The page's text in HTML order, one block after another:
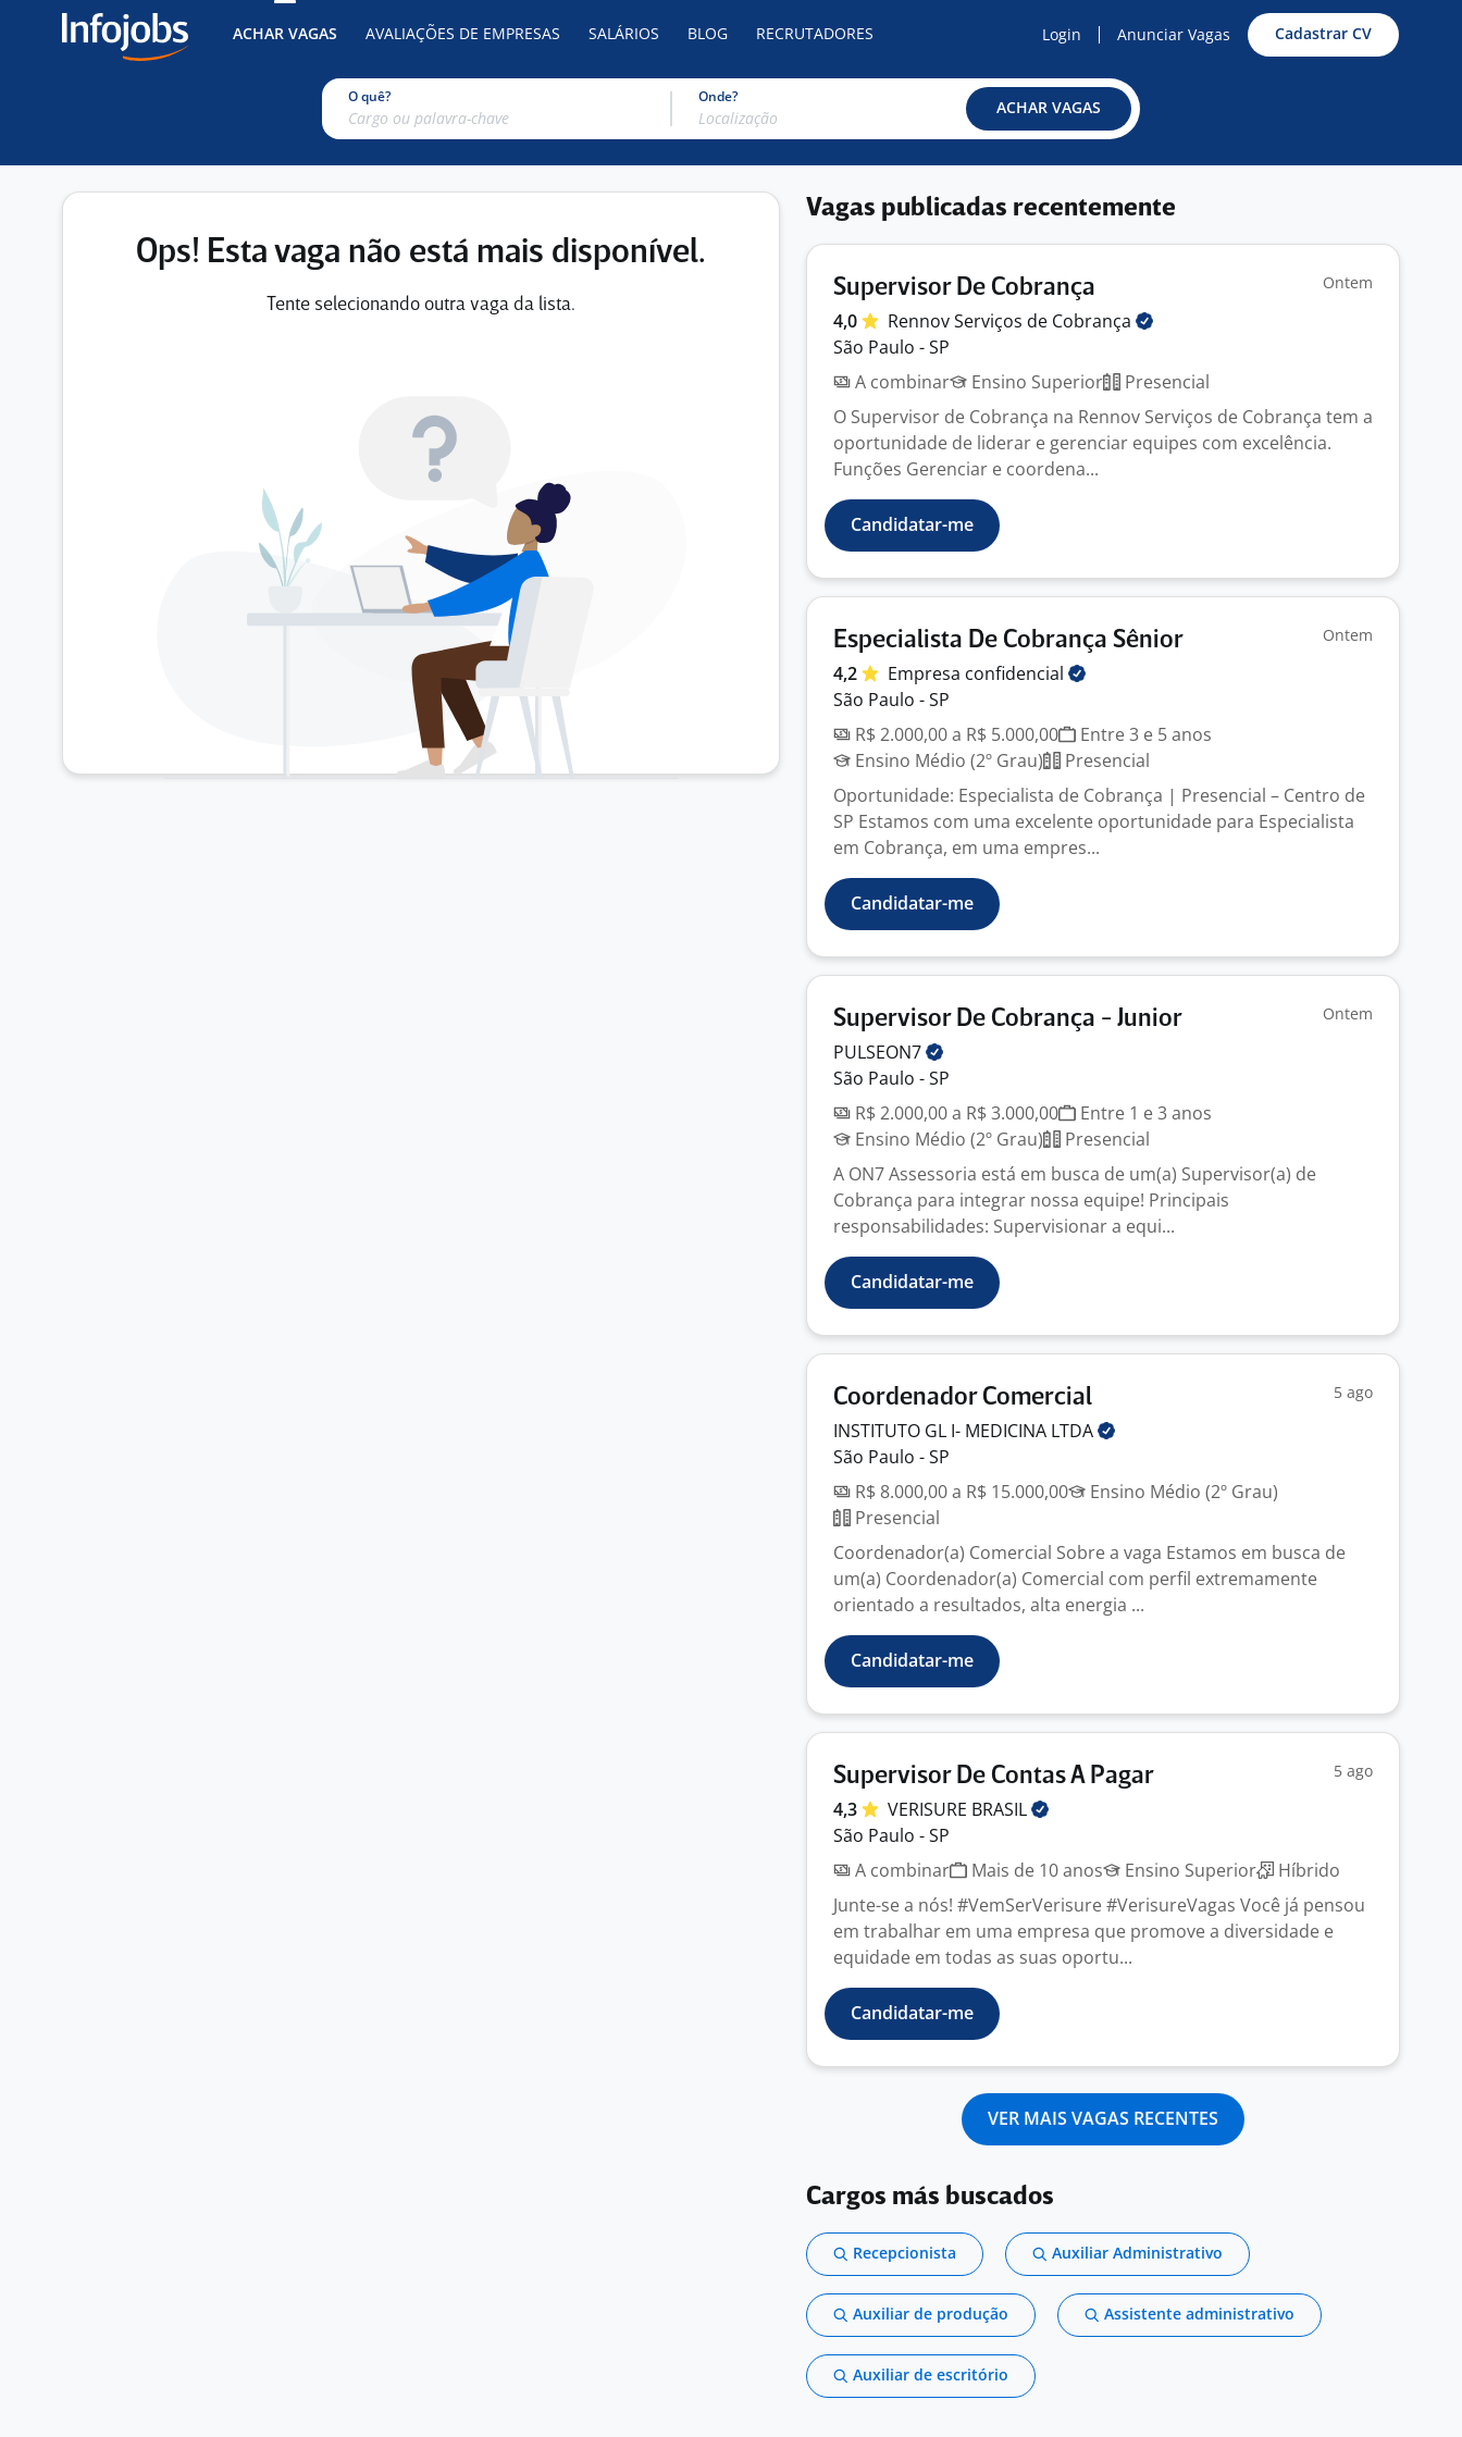
ACHAR VAGAS AVALIAÇÕES DE EMPRESAS SALÁRIOS BLOG RECRUTADORES Login Anunciar Vagas Cadastrar CV
O quê? Onde?
ACHAR VAGAS
Ops! Esta vaga não está mais disponível.
Tente selecionando outra vaga da lista.
Vagas publicadas recentemente
Supervisor De Cobrança Ontem
4,0 Rennov Serviços de Cobrança
São Paulo - SP
A combinar
Ensino Superior
Presencial
O Supervisor de Cobrança na Rennov Serviços de Cobrança tem a
oportunidade de liderar e gerenciar equipes com excelência.
Funções Gerenciar e coordena...
Candidatar-me
Especialista De Cobrança Sênior Ontem
4,2 Empresa confidencial
São Paulo - SP
R$ 2.000,00 a R$ 5.000,00
Entre 3 e 5 anos
Ensino Médio (2º Grau)
Presencial
Oportunidade: Especialista de Cobrança | Presencial – Centro de
SP Estamos com uma excelente oportunidade para Especialista
em Cobrança, em uma empres...
Candidatar-me
Supervisor De Cobrança - Junior Ontem
PULSEON7
São Paulo - SP
R$ 2.000,00 a R$ 3.000,00
Entre 1 e 3 anos
Ensino Médio (2º Grau)
Presencial
A ON7 Assessoria está em busca de um(a) Supervisor(a) de
Cobrança para integrar nossa equipe! Principais
responsabilidades: Supervisionar a equi...
Candidatar-me
Coordenador Comercial 5 ago
INSTITUTO GL I- MEDICINA LTDA
São Paulo - SP
R$ 8.000,00 a R$ 15.000,00
Ensino Médio (2º Grau)
Presencial
Coordenador(a) Comercial Sobre a vaga Estamos em busca de
um(a) Coordenador(a) Comercial com perfil extremamente
orientado a resultados, alta energia ...
Candidatar-me
Supervisor De Contas A Pagar 5 ago
4,3 VERISURE BRASIL
São Paulo - SP
A combinar
Mais de 10 anos Ensino Superior
Híbrido
Junte-se a nós! #VemSerVerisure #VerisureVagas Você já pensou
em trabalhar em uma empresa que promove a diversidade e
equidade em todas as suas oportu...
Candidatar-me
VER MAIS VAGAS RECENTES
Cargos más buscados
Recepcionista Auxiliar Administrativo
Auxiliar de produção Assistente administrativo
Auxiliar de escritório